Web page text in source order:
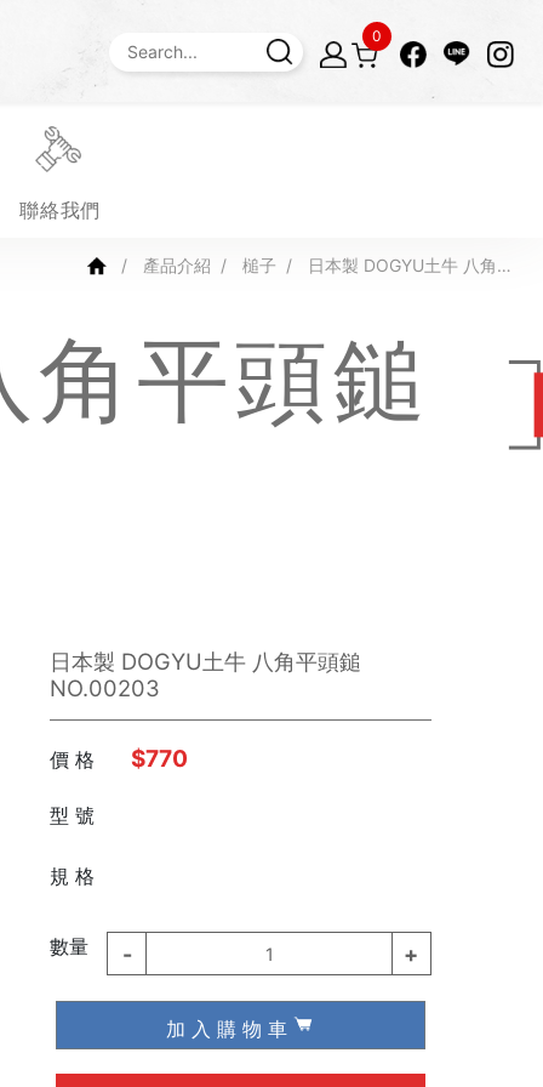
0
聯絡我們
產品介紹 槌子
日本製 DOGYU土牛 八角平
日本製 DOGYU土牛 八角平頭鎚
NO.00203
價 格 $770
型 號
規 格
數量 - 1 +
加 入 購 物 車